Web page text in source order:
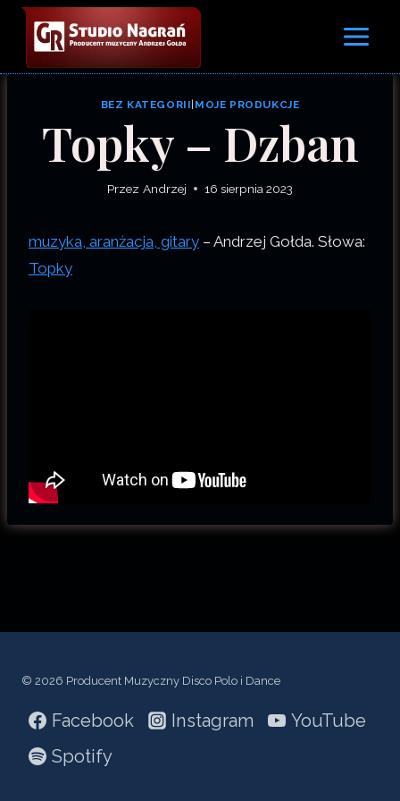
Przejdź
treści
BEZ KATEGORII| MOJE PRODUKCJE
Topky – Dzban
Przez Andrzej 16 sierpnia 2023
muzyka, aranżacja, gitary – Andrzej Gołda. Słowa:
Topky
© 2026 Producent Muzyczny Disco Polo i Dance
Facebook Instagram
YouTube
Spotify